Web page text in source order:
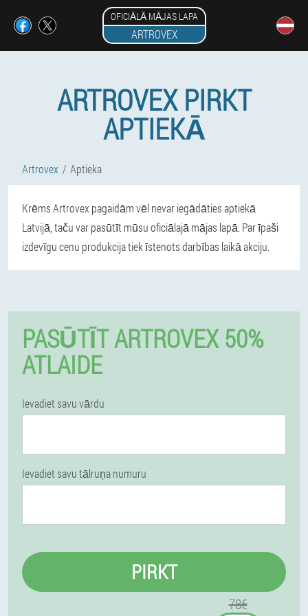
OFICIĀLĀ MĀJAS LAPA
ARTROVEX
ARTROVEX PIRKT
APTIEKĀ
Artrovex Aptieka
Krēms Artrovex pagaidām vēl nevar iegādāties aptiekā
Latvijā, taču var pasūtīt mūsu oficiālajā mājas lapā. Par īpaši
izdevīgu cenu produkcija tiek īstenots darbības laikā akciju.
PASŪTĪT ARTROVEX 50%
ATLAIDE
Ievadiet savu vārdu
Ievadiet savu tālruņa numuru
PIRKT
78€